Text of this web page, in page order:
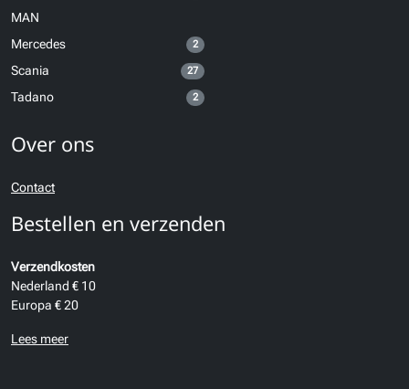
MAN
Mercedes
2
Scania 27
Tadano 2
Over ons
Contact
Bestellen en verzenden
Verzendkosten
Nederland € 10
Europa € 20
Lees meer